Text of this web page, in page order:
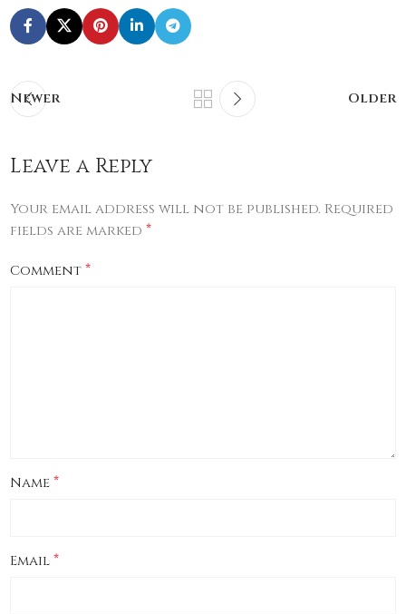
Newer Older
Leave a Reply
Your email address will not be published. Required
fields are marked*
Comment*
Name*
Email*